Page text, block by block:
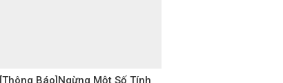
[Thông Báo]Ngừng Một Số Tính